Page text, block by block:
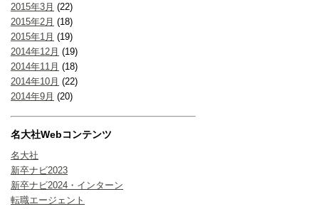
2015年3月 (22)
2015年2月 (18)
2015年1月 (19)
2014年12月 (19)
2014年11月 (18)
2014年10月 (22)
2014年9月 (20)
名大社Webコンテンツ
名大社
新卒ナビ2023
新卒ナビ2024・インターン
転職エージェント